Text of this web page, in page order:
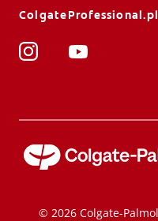
ColgateProfessional.pl
© 2026 Colgate-